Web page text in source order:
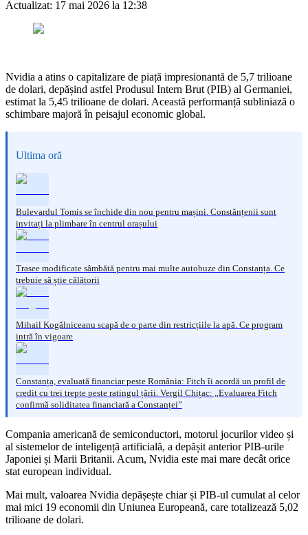
Actualizat: 17 mai 2026 la 12:38
Nvidia a atins o capitalizare de piață impresionantă de 5,7 trilioane
de dolari, depășind astfel Produsul Intern Brut (PIB) al Germaniei,
estimat la 5,45 trilioane de dolari. Această performanță subliniază o
schimbare majoră în peisajul economic global.
Ultima oră
Bulevardul Tomis se închide din nou pentru mașini. Constănțenii sunt
invitați la plimbare în centrul orașului
Trasee modificate sâmbătă pentru mai multe autobuze din Constanța. Ce
trebuie să știe călătorii
Mihail Kogălniceanu scapă de o parte din restricțiile la apă. Ce program
intră în vigoare
Constanța, evaluată financiar peste România: Fitch îi acordă un profil de
credit cu trei trepte peste ratingul țării. Vergil Chițac: „Evaluarea Fitch
confirmă soliditatea financiară a Constanței”
Compania americană de semiconductori, motorul jocurilor video și
al sistemelor de inteligență artificială, a depășit anterior PIB-urile
Japoniei și Marii Britanii. Acum, Nvidia este mai mare decât orice
stat european individual.
Mai mult, valoarea Nvidia depășește chiar și PIB-ul cumulat al celor
mai mici 19 economii din Uniunea Europeană, care totalizează 5,02
trilioane de dolari.